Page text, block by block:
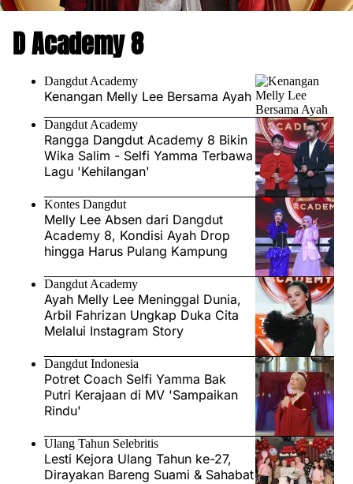
D Academy 8
Dangdut Academy
Kenangan Melly Lee Bersama Ayah
Dangdut Academy
Rangga Dangdut Academy 8 Bikin
Wika Salim - Selfi Yamma Terbawa
Lagu 'Kehilangan'
Kontes Dangdut
Melly Lee Absen dari Dangdut
Academy 8, Kondisi Ayah Drop
hingga Harus Pulang Kampung
Dangdut Academy
Ayah Melly Lee Meninggal Dunia,
Arbil Fahrizan Ungkap Duka Cita
Melalui Instagram Story
Dangdut Indonesia
Potret Coach Selfi Yamma Bak
Putri Kerajaan di MV 'Sampaikan
Rindu'
Ulang Tahun Selebritis
Lesti Kejora Ulang Tahun ke-27,
Dirayakan Bareng Suami & Sahabat